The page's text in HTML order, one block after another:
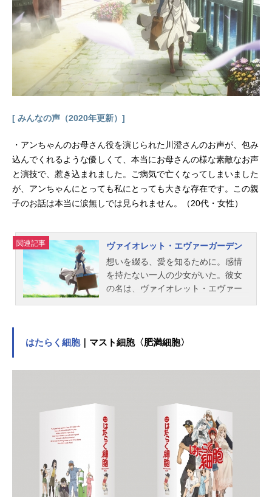
＝ベザリウス：皆川純子アリス：川
澄綾子ギルバート=ナイトレイ：鳥海
浩輔シャロン＝レインズワース：花
澤香菜ザークシーズ＝ブレイク：石
田彰ヴィンセント：福山潤ギルバー
ト：坂本梓馬エコー：広橋涼スタッ
フ原作：望月淳（掲載月刊「Gファン
タジー」スクウェア・エニックス
関島眞頼キャラクターデザイン：小
ン：影原半蔵色彩設計：関本美津子
美術監督：わたなべけいと美術：KL
AS撮影監督：工藤友紀編集：坂本久
美子（JAYFILM）音楽：梶浦由記音
響監督：高寺たけし音響制作：HALF
[ みんなの声（2020年更新）]
・アンちゃんのお母さん役を演じられた川澄さんのお声が、包み
込んでくれるような優しくて、本当にお母さんの様な素敵なお声
と演技で、惹き込まれました。ご病気で亡くなってしまいました
が、アンちゃんにとっても私にとっても大きな存在です。この親
子のお話は本当に涙無しでは見られません。（20代・女性）
関連記事
ヴァイオレット・エヴァーガーデン
想いを綴る、愛を知るために。感情
を持たない一人の少女がいた。彼女
の名は、ヴァイオレット・エヴァー
仕事は誰かの想いを言葉にして届け
った一人の兄弟への手紙――都会で
つづった手紙――去りゆく者から残
される者への最期の手紙手紙に込め
られたいくつもの想いは、ヴァイオ
レットの心に愛を刻んでいく。これ
は、感情を持たない一人の少女が愛
を知るまでの物語。作品名ヴァイオ
レット・エヴァーガーデン放送形態T
はたらく細胞｜マスト細胞〈肥満細胞〉